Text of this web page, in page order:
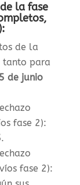
la fase
de la
tanto para
de junio
fase 2):
.
fase 2):